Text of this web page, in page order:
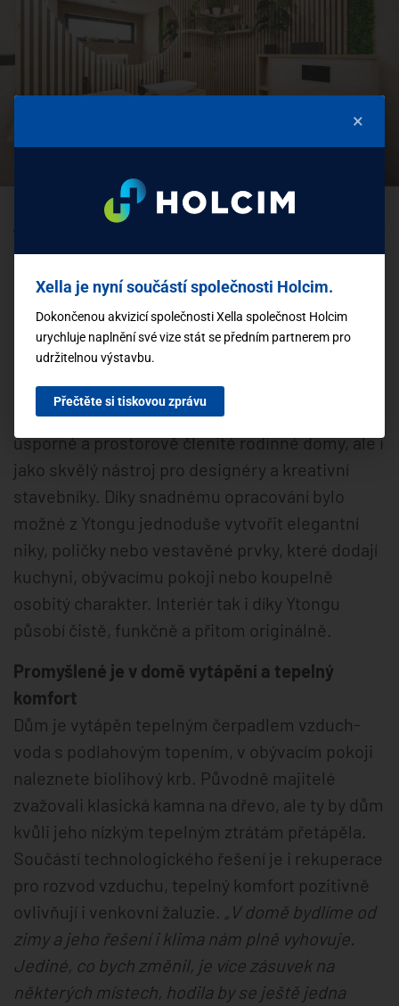
Jednovrstvové zdivo z tvárnic Ytong Lambda YQ
450 mm splnilo i požadavek na nízkou
energetickou náročnost domu
Obvodová zdivo domu je z tepelněizolačních
tvárnic Ytong Lambda YQ 450 bez dodatečného
zateplení, vnitřní příčky jsou z příčkovek Ytong.
Pórobeton Ytong se taky projevil nejen jako
spolehlivý konstrukční materiál pro energeticky
úsporné a prostorově členité rodinné domy, ale i
jako skvělý nástroj pro designéry a kreativní
stavebníky. Díky snadnému opracování bylo
možné z Ytongu jednoduše vytvořit elegantní
niky, poličky nebo vestavěné prvky, které dodají
kuchyni, obývacímu pokoji nebo koupelně
osobitý charakter. Interiér tak i díky Ytongu
působí čistě, funkčně a přitom originálně.
Promyšlené je v domě vytápění a tepelný
komfort
Dům je vytápěn tepelným čerpadlem vzduch-
voda s podlahovým topením, v obývacím pokoji
naleznete biolihový krb. Původně majitelé
zvažovali klasická kamna na dřevo, ale ty by dům
kvůli jeho nízkým tepelným ztrátám přetápěla.
Součástí technologického řešení je i rekuperace
pro rozvod vzduchu, tepelný komfort pozitivně
ovlivňují i venkovní žaluzie. „V domě bydlíme od
zimy a jeho řešení i klima nám plně vyhovuje.
Jediné, co bych změnil, je více zásuvek na
některých místech, hodila by se ještě jedna
×
Xella je nyní součástí společnosti Holcim.
Dokončenou akvizicí společnosti Xella společnost Holcim
urychluje naplnění své vize stát se předním partnerem pro
udržitelnou výstavbu.
Přečtěte si tiskovou zprávu